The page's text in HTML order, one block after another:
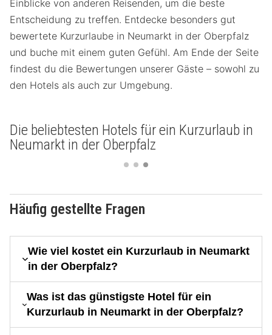
Einblicke von anderen Reisenden, um die beste
Entscheidung zu treffen. Entdecke besonders gut
bewertete Kurzurlaube in Neumarkt in der Oberpfalz
und buche mit einem guten Gefühl. Am Ende der Seite
findest du die Bewertungen unserer Gäste – sowohl zu
den Hotels als auch zur Umgebung.
Die beliebtesten Hotels für ein Kurzurlaub in
Neumarkt in der Oberpfalz
Häufig gestellte Fragen
Wie viel kostet ein Kurzurlaub in Neumarkt
in der Oberpfalz?
Was ist das günstigste Hotel für ein
Kurzurlaub in Neumarkt in der Oberpfalz?